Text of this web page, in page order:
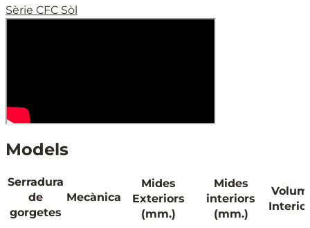
Sèrie CFC Sòl
Models
Serradura
de
gorgetes
Mecànica
Mides
Exteriors
(mm.)
Mides
interiors
(mm.)
Volum